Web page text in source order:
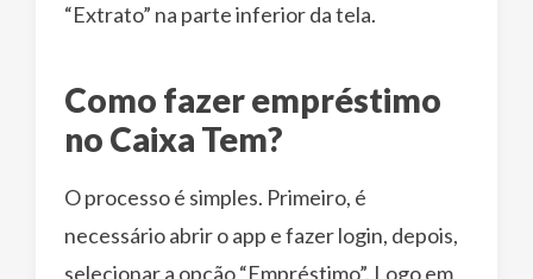
“Extrato” na parte inferior da tela.
Como fazer empréstimo
no Caixa Tem?
O processo é simples. Primeiro, é
necessário abrir o app e fazer login, depois,
selecionar a opção “Empréstimo”. Logo em